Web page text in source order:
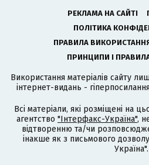
РЕКЛАМА НА САЙТІ
ПОЛІТИКА
ПРАВИЛА
ПРИНЦИПИ І
Використання матеріалів сайту
інтернет-видань -
Всі матеріали, які розміщені на
агентство "Інтерфакс-Україна",
відтворенню та/чи
інакше як з письмового
Україна".